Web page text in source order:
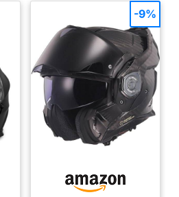
déverrouillage
simultané de l’écran
et de la mentonnière
lors du passage
d’intégral à jet /
Ouverture de la
mentonnière à 90°
par simple pression
sur le loquet sous la
prête pour le système
-9%